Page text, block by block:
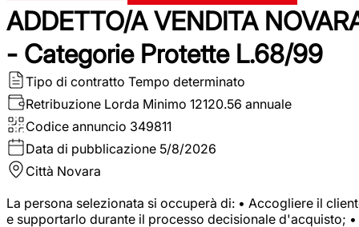
ADDETTO/A VENDITA
- Categorie Protette L.68/99
Tipo di contratto Tempo determinato
Retribuzione Lorda Minimo 12120.56 annuale
Codice annuncio 349811
Data di pubblicazione 5/8/2026
Città Novara
La persona selezionata si occuperà di: • Accogliere il
e supportarlo durante il processo decisionale d'acquisto; •